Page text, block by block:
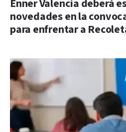
Enner Valencia deberá
novedades en la
para enfrentar a